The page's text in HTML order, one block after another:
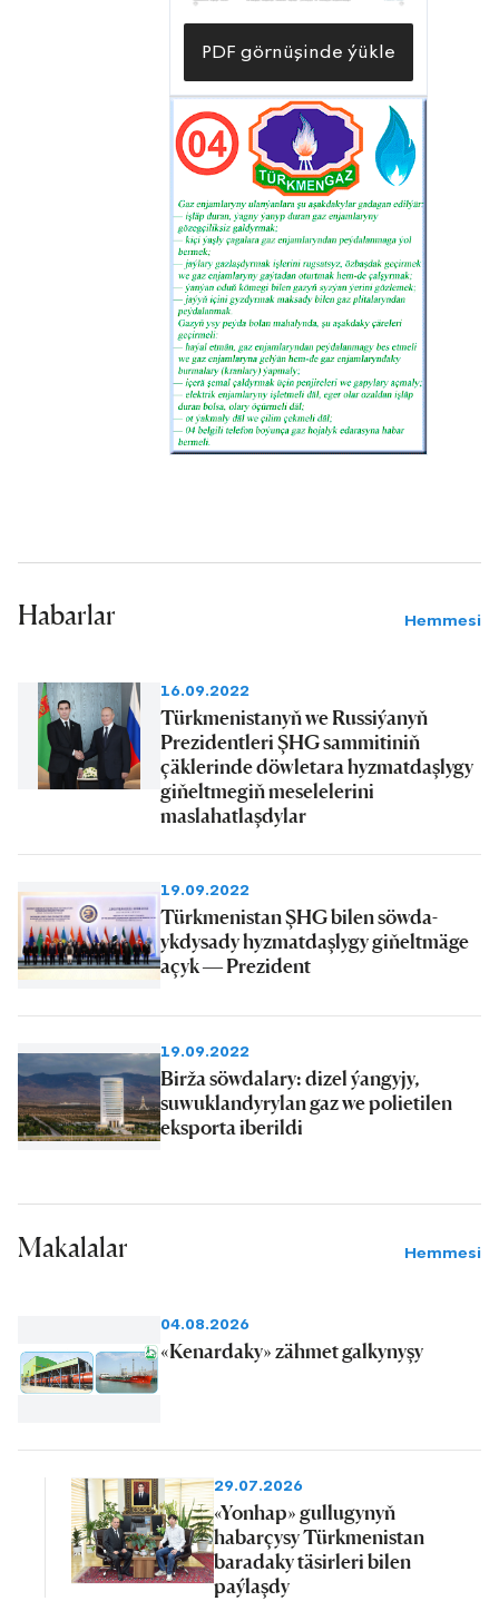
PDF görnüşinde ýükle
Habarlar Hemmesi
16.09.2022
Türkmenistanyň we Russiýanyň
Prezidentleri ŞHG sammitiniň
çäklerinde döwletara hyzmatdaşlygy
giňeltmegiň meselelerini
maslahatlaşdylar
19.09.2022
Türkmenistan ŞHG bilen söwda-
ykdysady hyzmatdaşlygy giňeltmäge
açyk — Prezident
19.09.2022
Birža söwdalary: dizel ýangyjy,
suwuklandyrylan gaz we polietilen
eksporta iberildi
Makalalar Hemmesi
04.08.2026
«Kenardaky» zähmet galkynyşy
29.07.2026
«Yonhap» gullugynyň
habarçysy Türkmenistan
baradaky täsirleri bilen
paýlaşdy